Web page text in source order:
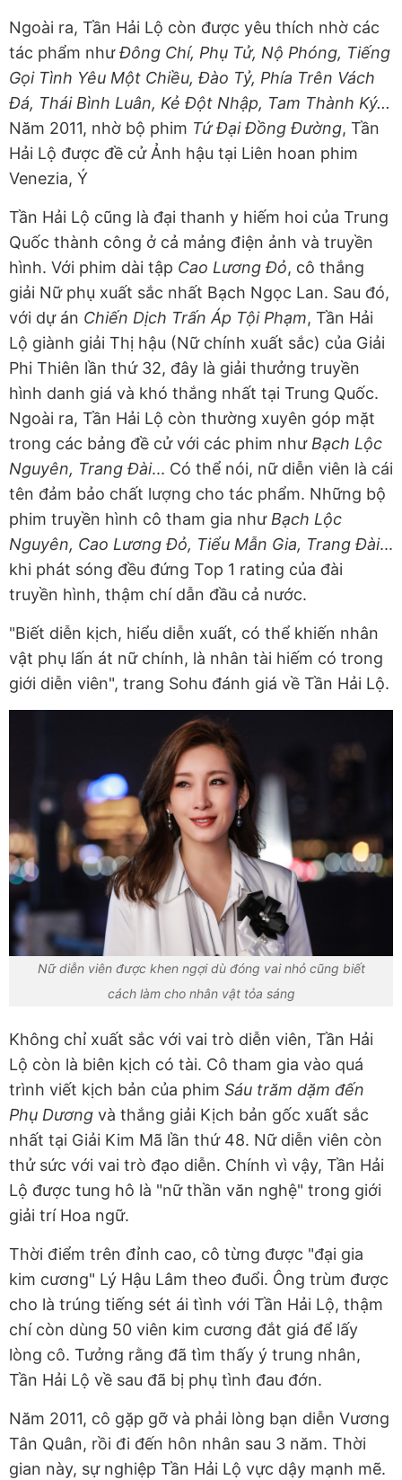
Ngoài ra, Tần Hải Lộ còn được yêu thích nhờ các
tác phẩm nhưĐông Chí, Phụ Tử, Nộ Phóng, Tiếng
Gọi Tình Yêu Một Chiều, Đào Tỷ, Phía Trên Vách
Đá, Thái Bình Luân, Kẻ Đột Nhập, Tam Thành Ký...
Năm 2011, nhờ bộ phim Tứ Đại Đồng Đường, Tần
Hải Lộ được đề cử Ảnh hậu tại Liên hoan phim
Venezia, Ý
Tần Hải Lộ cũng là đại thanh y hiếm hoi của Trung
Quốc thành công ở cả mảng điện ảnh và truyền
hình. Với phim dài tập Cao Lương Đỏ, cô thắng
giải Nữ phụ xuất sắc nhất Bạch Ngọc Lan. Sau đó,
với dự án Chiến Dịch Trấn Áp Tội Phạm, Tần Hải
Lộ giành giải Thị hậu (Nữ chính xuất sắc) của Giải
Phi Thiên lần thứ 32, đây là giải thưởng truyền
hình danh giá và khó thắng nhất tại Trung Quốc.
Ngoài ra, Tần Hải Lộ còn thường xuyên góp mặt
trong các bảng đề cử với các phim như Bạch Lộc
Nguyên, Trang Đài... Có thể nói, nữ diễn viên là cái
tên đảm bảo chất lượng cho tác phẩm. Những bộ
phim truyền hình cô tham gia như Bạch Lộc
Nguyên, Cao Lương Đỏ, Tiểu Mẫn Gia, Trang Đài...
khi phát sóng đều đứng Top 1 rating của đài
truyền hình, thậm chí dẫn đầu cả nước.
"Biết diễn kịch, hiểu diễn xuất, có thể khiến nhân
vật phụ lấn át nữ chính, là nhân tài hiếm có trong
giới diễn viên", trang Sohu đánh giá về Tần Hải Lộ.
Nữ diễn viên được khen ngợi dù đóng vai nhỏ cũng biết
cách làm cho nhân vật tỏa sáng
Không chỉ xuất sắc với vai trò diễn viên, Tần Hải
Lộ còn là biên kịch có tài. Cô tham gia vào quá
trình viết kịch bản của phim Sáu trăm dặm đến
Phụ Dương và thắng giải Kịch bản gốc xuất sắc
nhất tại Giải Kim Mã lần thứ 48. Nữ diễn viên còn
thử sức với vai trò đạo diễn. Chính vì vậy, Tần Hải
Lộ được tung hô là "nữ thần văn nghệ" trong giới
giải trí Hoa ngữ.
Thời điểm trên đỉnh cao, cô từng được "đại gia
kim cương" Lý Hậu Lâm theo đuổi. Ông trùm được
cho là trúng tiếng sét ái tình với Tần Hải Lộ, thậm
chí còn dùng 50 viên kim cương đắt giá để lấy
lòng cô. Tưởng rằng đã tìm thấy ý trung nhân,
Tần Hải Lộ về sau đã bị phụ tình đau đớn.
Năm 2011, cô gặp gỡ và phải lòng bạn diễn Vương
Tân Quân, rồi đi đến hôn nhân sau 3 năm. Thời
gian này, sự nghiệp Tần Hải Lộ vực dậy mạnh mẽ.